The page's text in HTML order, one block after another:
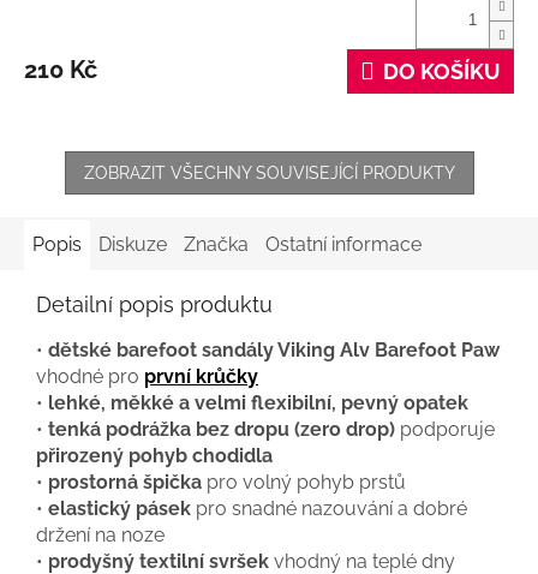
210 Kč DO KOŠÍKU
ZOBRAZIT VŠECHNY SOUVISEJÍCÍ PRODUKTY
Popis Diskuze Značka Ostatní informace
Detailní popis produktu
• dětské barefoot sandály Viking Alv Barefoot Paw
vhodné pro první krůčky
• lehké, měkké a velmi flexibilní, pevný opatek
• tenká podrážka bez dropu (zero drop) podporuje
přirozený pohyb chodidla
• prostorná špička pro volný pohyb prstů
• elastický pásek pro snadné nazouvání a dobré
držení na noze
• prodyšný textilní svršek vhodný na teplé dny